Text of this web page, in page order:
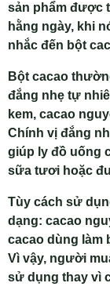
sản phẩm được
hằng ngày, khi
nhắc đến bột
Bột cacao
đắng nhẹ tự
kem, cacao
Chính vị đắng
giúp ly đồ uống
sữa tươi hoặc
Tùy cách sử
dạng: cacao
cacao dùng làm
Vì vậy, người
sử dụng thay vì